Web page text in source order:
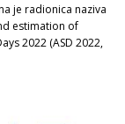
je radionica naziva
estimation of
2022 (ASD 2022,